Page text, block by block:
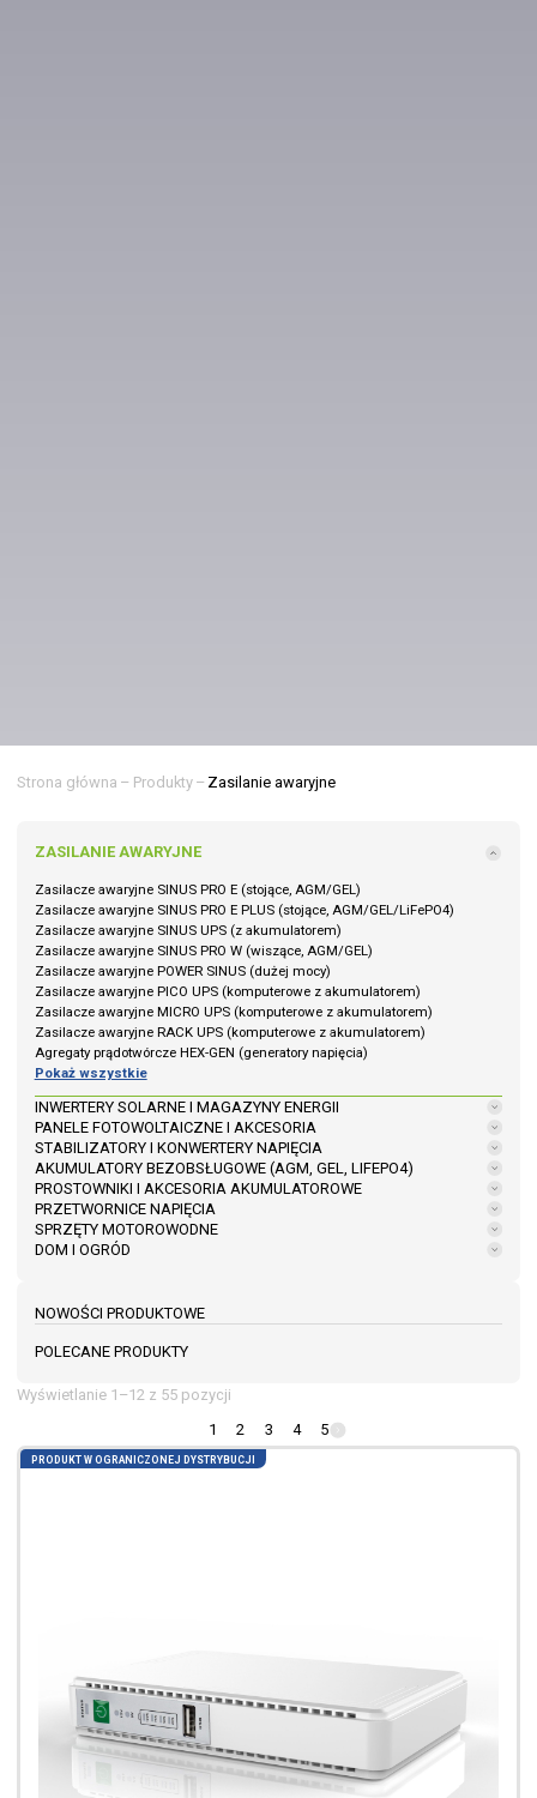
Strona główna – Produkty – Zasilanie awaryjne
ZASILANIE AWARYJNE
Zasilacze awaryjne SINUS PRO E (stojące, AGM/GEL)
Zasilacze awaryjne SINUS PRO E PLUS (stojące, AGM/GEL/LiFePO4)
Zasilacze awaryjne SINUS UPS (z akumulatorem)
Zasilacze awaryjne SINUS PRO W (wiszące, AGM/GEL)
Zasilacze awaryjne POWER SINUS (dużej mocy)
Zasilacze awaryjne PICO UPS (komputerowe z akumulatorem)
Zasilacze awaryjne MICRO UPS (komputerowe z akumulatorem)
Zasilacze awaryjne RACK UPS (komputerowe z akumulatorem)
Agregaty prądotwórcze HEX-GEN (generatory napięcia)
Pokaż wszystkie
INWERTERY SOLARNE I MAGAZYNY ENERGII
PANELE FOTOWOLTAICZNE I AKCESORIA
STABILIZATORY I KONWERTERY NAPIĘCIA
AKUMULATORY BEZOBSŁUGOWE (AGM, GEL, LIFEPO4)
PROSTOWNIKI I AKCESORIA AKUMULATOROWE
PRZETWORNICE NAPIĘCIA
SPRZĘTY MOTOROWODNE
DOM I OGRÓD
NOWOŚCI PRODUKTOWE
POLECANE PRODUKTY
Wyświetlanie 1–12 z 55 pozycji
1
2 3 4 5
PRODUKT W OGRANICZONEJ DYSTRYBUCJI